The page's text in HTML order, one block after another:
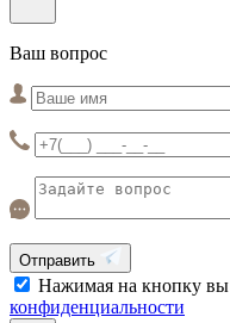
Ваш вопрос
Отправить
Нажимая на кнопку вы
конфиденциальности